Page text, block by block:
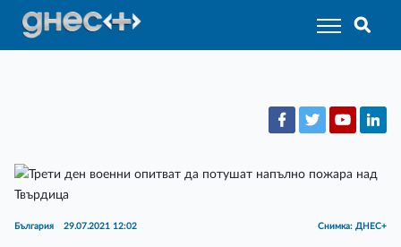
България 29.07.2021 12:02 Снимка: ДНЕС+